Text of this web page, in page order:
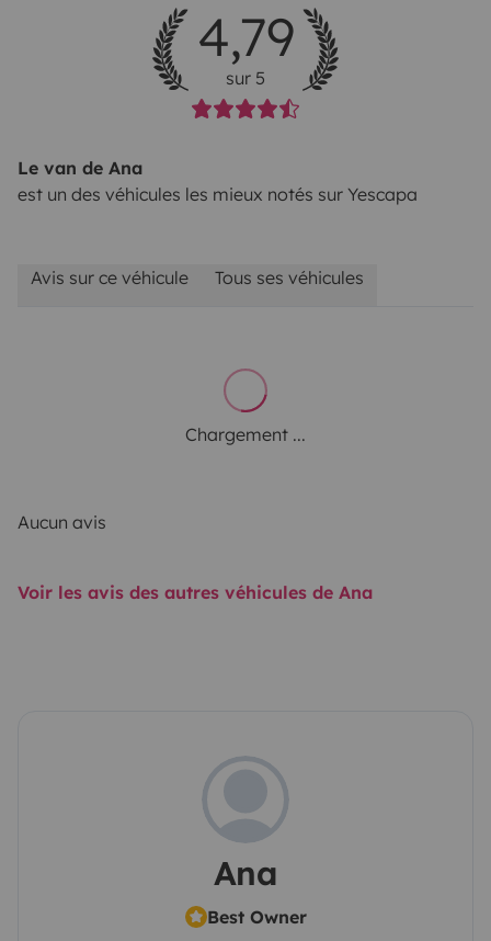
4,79
sur 5
Le van de Ana
est un des véhicules les mieux notés sur Yescapa
Avis sur ce véhicule Tous ses véhicules
Chargement ...
Aucun avis
Voir les avis des autres véhicules de Ana
Ana
Best Owner